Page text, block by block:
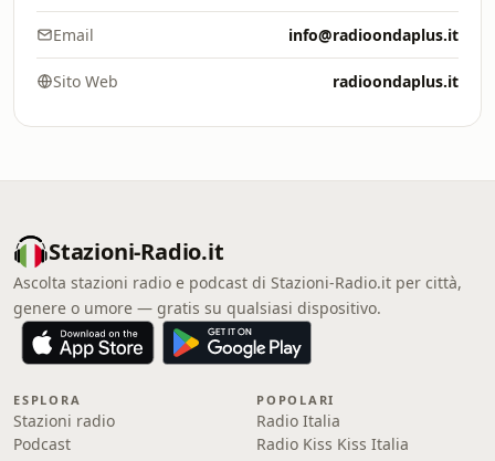
Email info@radioondaplus.it
Sito Web radioondaplus.it
Stazioni-Radio.it
Ascolta stazioni radio e podcast di Stazioni-Radio.it per città,
genere o umore — gratis su qualsiasi dispositivo.
ESPLORA
Stazioni radio
Podcast
POPOLARI
Radio Italia
Radio Kiss Kiss Italia